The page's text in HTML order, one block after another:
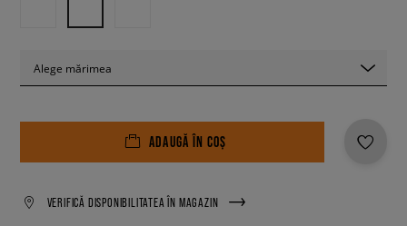
Alege mărimea
ADAUGĂ ÎN COȘ
VERIFICĂ DISPONIBILITATEA ÎN MAGAZIN